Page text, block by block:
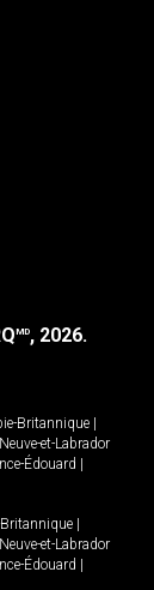
MD, 2026.
Britannique
et-Labrador
Édouard
et-Labrador
Édouard